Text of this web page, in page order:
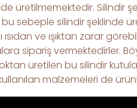
üretilmemektedir. Silindir
sebeple silindir şeklinde
ve ışıktan zarar
sipariş vermektedirler.
üretilen bu silindir
malzemeleri de